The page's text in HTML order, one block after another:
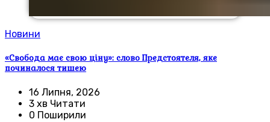
Новини
«Свобода має свою ціну»: слово Предстоятеля, яке
починалося тишею
16 Липня, 2026
3 хв Читати
0 Поширили